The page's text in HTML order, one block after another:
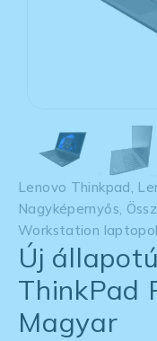
Lenovo Thinkpad,
Nagyképernyős,
Workstation
Új
ThinkPad
Magyar